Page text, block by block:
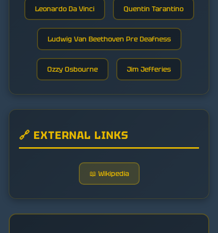
Leonardo Da Vinci Quentin Tarantino
Ludwig Van Beethoven Pre Deafness
Ozzy Osbourne Jim Jefferies
🔗 EXTERNAL LINKS
📖 Wikipedia